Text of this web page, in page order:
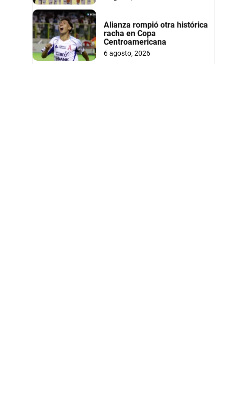
Alianza rompió otra histórica
racha en Copa
Centroamericana
6 agosto, 2026